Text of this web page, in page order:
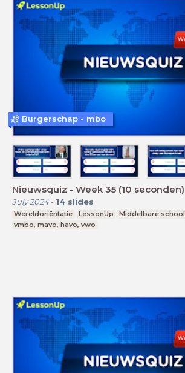
Nieuwsquiz - Week 35 (10 seconden)
July 2024- 14 slides
Wereldoriëntatie LessonUp Middelbare school
vmbo, mavo, havo, vwo
Burgerschap - mbo